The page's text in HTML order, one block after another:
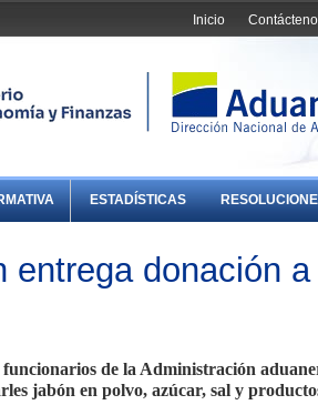
Inicio
ESTADÍSTICAS
entrega donación
de la Administración
jabón en polvo, azúcar, sal y